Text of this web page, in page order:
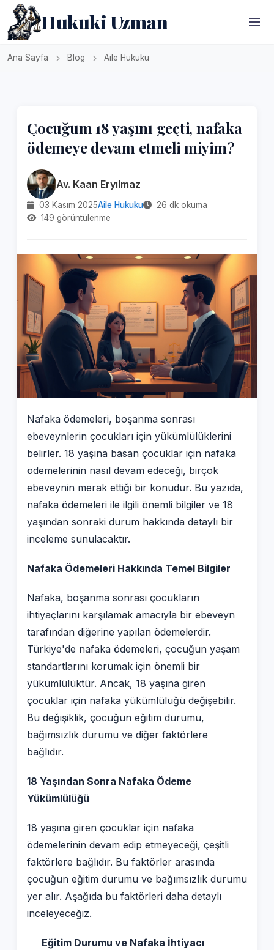
Hukuki Uzman
Ana Sayfa Blog Aile Hukuku
Çocuğum 18 yaşını geçti, nafaka
ödemeye devam etmeli miyim?
Av. Kaan Eryılmaz
03 Kasım 2025Aile Hukuku
26 dk okuma
149 görüntülenme
Nafaka ödemeleri, boşanma sonrası
ebeveynlerin çocukları için yükümlülüklerini
belirler. 18 yaşına basan çocuklar için nafaka
ödemelerinin nasıl devam edeceği, birçok
ebeveynin merak ettiği bir konudur. Bu yazıda,
nafaka ödemeleri ile ilgili önemli bilgiler ve 18
yaşından sonraki durum hakkında detaylı bir
inceleme sunulacaktır.
Nafaka Ödemeleri Hakkında Temel Bilgiler
Nafaka, boşanma sonrası çocukların
ihtiyaçlarını karşılamak amacıyla bir ebeveyn
tarafından diğerine yapılan ödemelerdir.
Türkiye'de nafaka ödemeleri, çocuğun yaşam
standartlarını korumak için önemli bir
yükümlülüktür. Ancak, 18 yaşına giren
çocuklar için nafaka yükümlülüğü değişebilir.
Bu değişiklik, çocuğun eğitim durumu,
bağımsızlık durumu ve diğer faktörlere
bağlıdır.
18 Yaşından Sonra Nafaka Ödeme
Yükümlülüğü
18 yaşına giren çocuklar için nafaka
ödemelerinin devam edip etmeyeceği, çeşitli
faktörlere bağlıdır. Bu faktörler arasında
çocuğun eğitim durumu ve bağımsızlık durumu
yer alır. Aşağıda bu faktörleri daha detaylı
inceleyeceğiz.
Eğitim Durumu ve Nafaka İhtiyacı